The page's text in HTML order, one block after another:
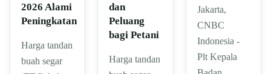
2026 Alami
Peningkatan
Harga tandan
buah segar
dan
Peluang
bagi Petani
Harga tandan
Jakarta,
CNBC
Indonesia -
Plt Kepala